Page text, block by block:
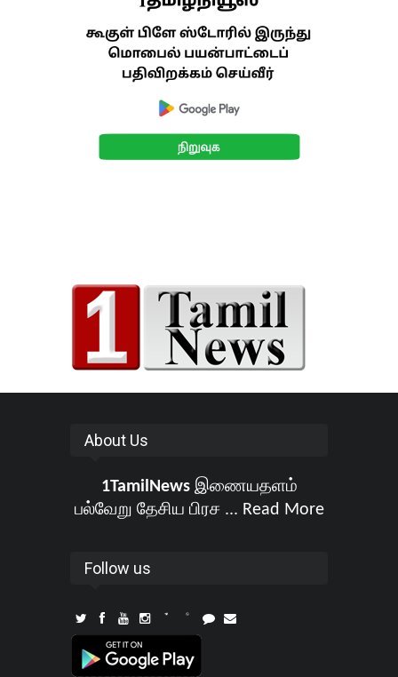
About Us
1TamilNewsஇணையதளம்
பல்வேறு தேசிய பிரச ... Read More
Follow us